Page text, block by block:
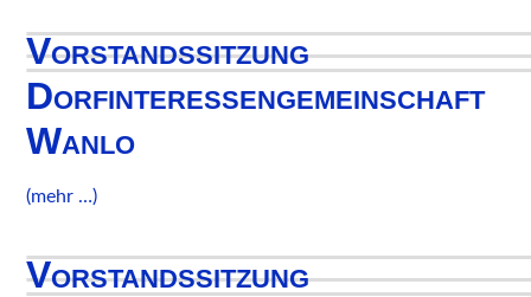
Vorstandssitzung
Dorfinteressengemeinschaft
Wanlo
(mehr …)
Vorstandssitzung